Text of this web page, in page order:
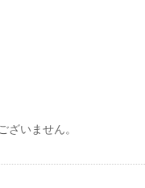
ざいません。